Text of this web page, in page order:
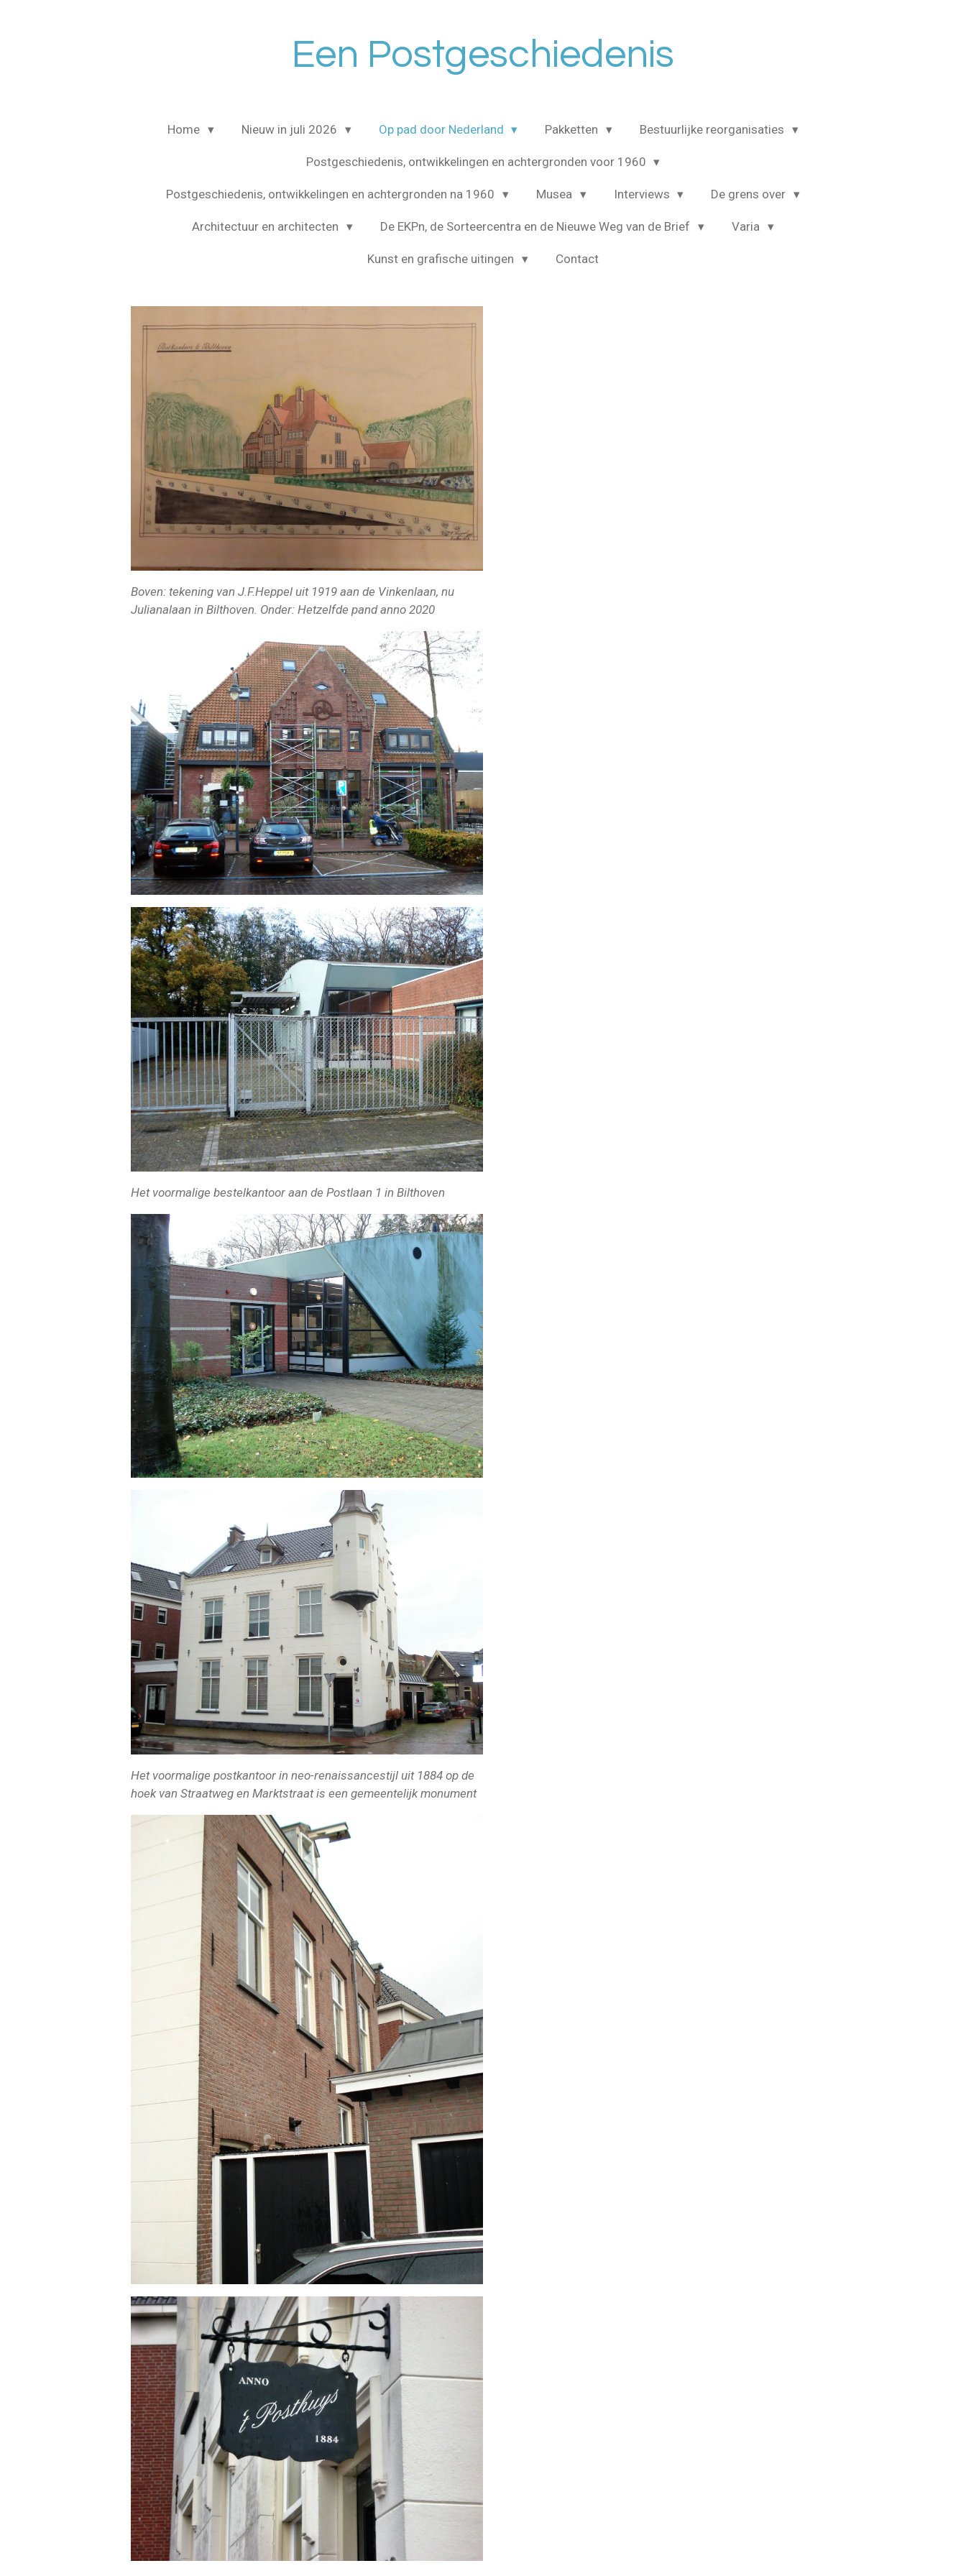
Een Postgeschiedenis
Home Nieuw in juli 2026 Op pad door Nederland Pakketten Bestuurlijke reorganisaties
Postgeschiedenis, ontwikkelingen en achtergronden voor 1960
Postgeschiedenis, ontwikkelingen en achtergronden na 1960 Musea Interviews De grens over
Architectuur en architecten De EKPn, de Sorteercentra en de Nieuwe Weg van de Brief Varia
Kunst en grafische uitingen Contact
Boven: tekening van J.F.Heppel uit 1919 aan de Vinkenlaan, nu
Julianalaan in Bilthoven. Onder: Hetzelfde pand anno 2020
Het voormalige bestelkantoor aan de Postlaan 1 in Bilthoven
Het voormalige postkantoor in neo-renaissancestijl uit 1884 op de
hoek van Straatweg en Marktstraat is een gemeentelijk monument